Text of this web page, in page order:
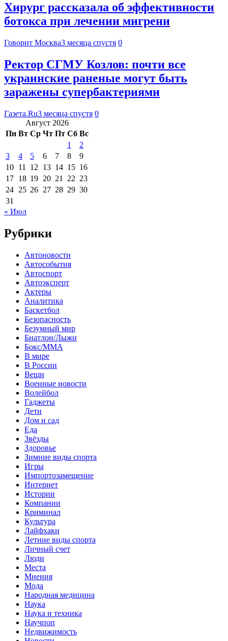
Хирург рассказала об эффективности
ботокса при лечении мигрени
Говорит Москва3 месяца спустя 0
Ректор СГМУ Козлов: почти все
украинские раненые могут быть
заражены супербактериями
Газета.Ru3 месяца спустя 0
Август 2026
Пн Вт Ср Чт Пт Сб Вс
1
2
3
4 5 6 7 8
9
10 11 12 13 14 15 16
17 18 19 20 21 22 23
24 25 26 27 28 29 30
31
« Июл
Рубрики
Автоновости
Автособытия
Автоспорт
Автоэксперт
Актеры
Аналитика
Баскетбол
Безопасность
Безумный мир
Биатлон/Лыжи
Бокс/MMA
В мире
В России
Вещи
Военные новости
Волейбол
Гаджеты
Дети
Дом и сад
Еда
Звёзды
Здоровье
Зимние виды спорта
Игры
Импортозамещение
Интернет
Истории
Компании
Криминал
Культура
Лайфхаки
Летние виды спорта
Личный счет
Люди
Места
Мнения
Мода
Народная медицина
Наука
Наука и техника
Научпоп
Недвижимость